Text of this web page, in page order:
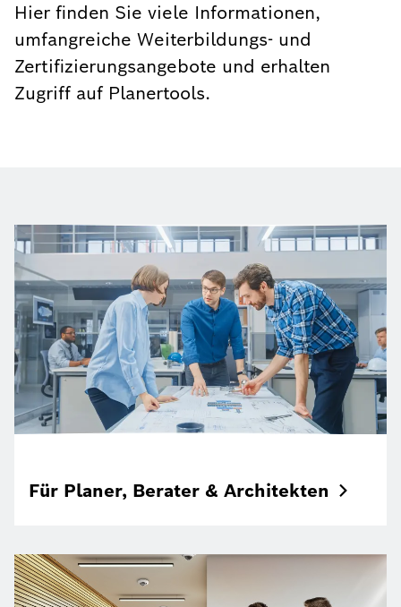
Hier finden Sie viele Informationen,
umfangreiche Weiterbildungs- und
Zertifizierungsangebote und erhalten
Zugriff auf Planertools.
Für Planer, Berater & Architekten